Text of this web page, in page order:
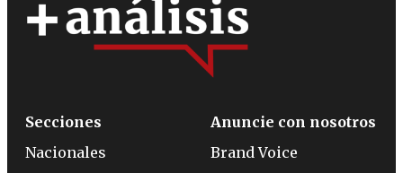
Secciones
Nacionales
Anuncie con nosotros
Brand Voice